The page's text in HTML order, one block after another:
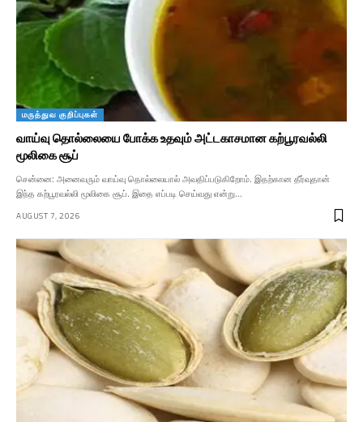
மருத்துவ குறிப்புகள்
வாய்வு தொல்லையை போக்க உதவும் அட்டகாசமான கற்பூரவல்லி
மூலிகை சூப்
சென்னை: அனைவரும் வாய்வு தொல்லையால் அவதிப்படுகிறோம். இதற்கான தீர்வுதான்
இந்த கற்பூரவல்லி மூலிகை சூப். இதை எப்படி செய்வது என்று…
AUGUST 7, 2026